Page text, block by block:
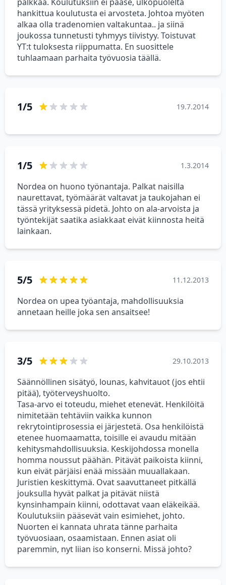
hankittua koulutusta ei arvosteta. Johtoa myöten
alkaa olla tradenomien valtakuntaa.. ja siinä
joukossa tunnetusti tyhmyys tiivistyy. Toistuvat
YT:t tuloksesta riippumatta. En suosittele
tuhlaamaan parhaita työvuosia täällä.
1/5 19.7.2014
1/5 1.3.2014
Nordea on huono työnantaja. Palkat naisilla
naurettavat, työmäärät valtavat ja taukojahan ei
tässä yrityksessä pidetä. Johto on ala-arvoista ja
työntekijät saatika asiakkaat eivät kiinnosta heitä
lainkaan.
5/5 11.12.2013
Nordea on upea työantaja, mahdollisuuksia
annetaan heille joka sen ansaitsee!
3/5 29.10.2013
Säännöllinen sisätyö, lounas, kahvitauot (jos ehtii
pitää), työterveyshuolto.
Tasa-arvo ei toteudu, miehet etenevät. Henkilöitä
nimitetään tehtäviin vaikka kunnon
rekrytointiprosessia ei järjestetä. Osa henkilöistä
etenee huomaamatta, toisille ei avaudu mitään
kehitysmahdollisuuksia. Keskijohdossa monella
homma noussut päähän. Pitävät paikoista kiinni,
kun eivät pärjäisi enää missään muuallakaan.
Juristien keskittymä. Ovat saavuttaneet pitkällä
jouksulla hyvät palkat ja pitävät niistä
kynsinhampain kiinni, odottavat vaan eläkeikää.
Koulutuksiin pääsevät vain esimiehet, johto.
Nuorten ei kannata uhrata tänne parhaita
työvuosiaan, osaamistaan. Ennen asiat oli
paremmin, nyt liian iso konserni. Missä johto?